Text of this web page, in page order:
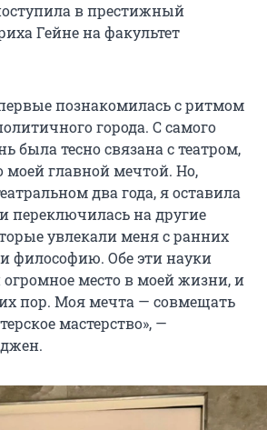
в престижный
Гейне на факультет
познакомилась с ритмом
города. С самого
была тесно связана с театром,
моей главной мечтой. Но,
два года, я оставила
переключилась на другие
увлекали меня с ранних
философию. Обе эти науки
огромное место в моей жизни, и
пор. Моя мечта — совмещать
мастерство», —